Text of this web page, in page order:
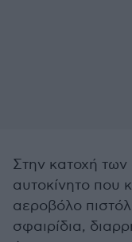
Στην κατοχή
αυτοκίνητο που
αεροβόλο
σφαιρίδια,